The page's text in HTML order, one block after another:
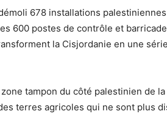
678 installations
600 postes de contrôle et
la Cisjordanie en une
tampon du côté palestinien de
terres agricoles qui ne sont plus